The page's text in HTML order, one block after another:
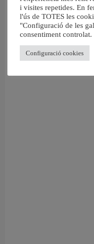
València reforma l’Escola
i visites repetides. En
l'ús de TOTES les
"Configuració de les
consentiment controlat.
Configuració cookies